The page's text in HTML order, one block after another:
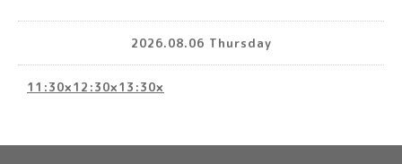
2026.08.06 Thursday
11:30×12:30×13:30×